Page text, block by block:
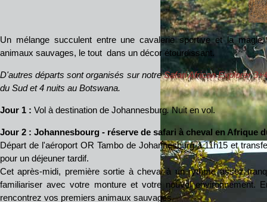
Un mélange succulent entre une cavalerie sportive et la
animaux sauvages, le tout dans un décor étourdissant.
D'autres départs sont organisés sur notreSafari African Explorer
du Sud et 4 nuits au Botswana.
Jour 1 : Vol à destination de Johannesburg.Nuit en vol.
Jour 2 : Johannesbourg - réserve de safari à cheval en Afrique
Départ de l'aéroport OR Tambo de Johannesburg à 11h15 et
pour un déjeuner tardif.
Cet après-midi, première sortie à cheval à un rythme assez
familiariser avec votre monture et votre nouvel environnement.
rencontrez vos premiers animaux sauvages.